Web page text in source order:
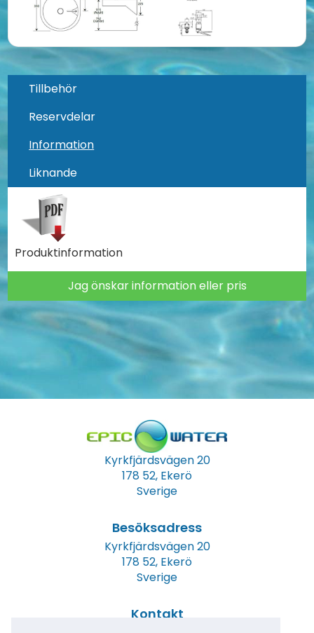
Tillbehör
Reservdelar
Information
Liknande
Produktinformation
Jag önskar information eller pris
Kyrkfjärdsvägen 20
178 52, Ekerö
Sverige
Besöksadress
Kyrkfjärdsvägen 20
178 52, Ekerö
Sverige
Kontakt